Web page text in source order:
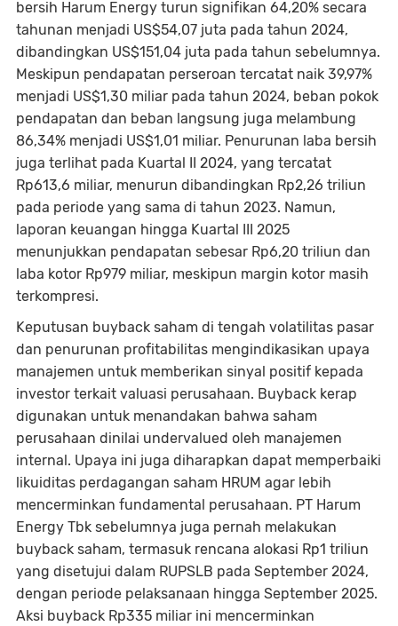
bersih Harum Energy turun signifikan 64,20% secara
tahunan menjadi US$54,07 juta pada tahun 2024,
dibandingkan US$151,04 juta pada tahun sebelumnya.
Meskipun pendapatan perseroan tercatat naik 39,97%
menjadi US$1,30 miliar pada tahun 2024, beban pokok
pendapatan dan beban langsung juga melambung
86,34% menjadi US$1,01 miliar. Penurunan laba bersih
juga terlihat pada Kuartal II 2024, yang tercatat
Rp613,6 miliar, menurun dibandingkan Rp2,26 triliun
pada periode yang sama di tahun 2023. Namun,
laporan keuangan hingga Kuartal III 2025
menunjukkan pendapatan sebesar Rp6,20 triliun dan
laba kotor Rp979 miliar, meskipun margin kotor masih
terkompresi.
Keputusan buyback saham di tengah volatilitas pasar
dan penurunan profitabilitas mengindikasikan upaya
manajemen untuk memberikan sinyal positif kepada
investor terkait valuasi perusahaan. Buyback kerap
digunakan untuk menandakan bahwa saham
perusahaan dinilai undervalued oleh manajemen
internal. Upaya ini juga diharapkan dapat memperbaiki
likuiditas perdagangan saham HRUM agar lebih
mencerminkan fundamental perusahaan. PT Harum
Energy Tbk sebelumnya juga pernah melakukan
buyback saham, termasuk rencana alokasi Rp1 triliun
yang disetujui dalam RUPSLB pada September 2024,
dengan periode pelaksanaan hingga September 2025.
Aksi buyback Rp335 miliar ini mencerminkan